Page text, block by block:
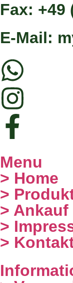
Fax: +49
E-Mail:
Menu
> Home
>
> Ankauf
>
>